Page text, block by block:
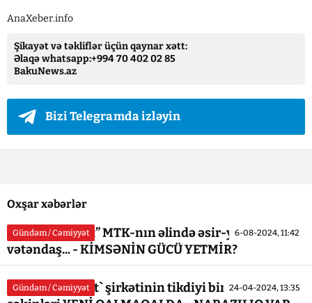
AnaXeber.info
Şikayət və təkliflər üçün qaynar xətt:
Əlaqə whatsapp:+994 70 402 02 85
BakuNews.az
Bizi Telegramda izləyin
Oxşar xəbərlər
Gündəm / Cəmiyyət 6-08-2024, 11:42
“Sahil-S İnşaat” MTK-nın əlində əsir-yesir qalan
vətəndaş... - KİMSƏNİN GÜCÜ YETMİR?
Gündəm / Cəmiyyət 24-04-2024, 13:35
`Sahil - S İnşaat` şirkətinin tikdiyi binanın